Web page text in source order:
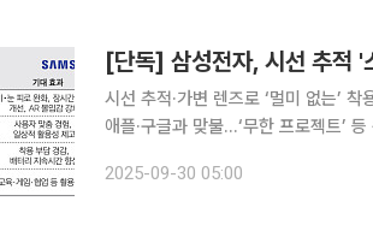
시선 추적·가변 렌즈로 ‘멀미 없는’
애플·구글과 맞불…‘무한 프로젝트’ 등 웨어러블 속도전 삼성전자가
초점 불일치 문제를 개선해 착용자의
2025-09-30 05:00